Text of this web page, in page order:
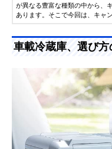
が異なる豊富な種類の中から、
あります。そこで今回は、キャ
車載冷蔵庫、選び方